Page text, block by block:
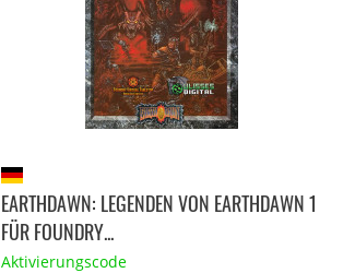
EARTHDAWN: LEGENDEN VON EARTHDAWN 1
FÜR FOUNDRY...
Aktivierungscode